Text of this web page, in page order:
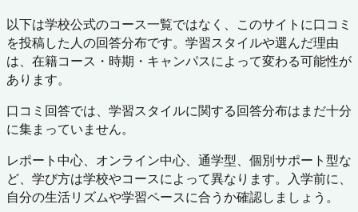
以下は学校公式のコース一覧ではなく、このサイトに口コミ
を投稿した人の回答分布です。学習スタイルや選んだ理由
は、在籍コース・時期・キャンパスによって変わる可能性が
あります。
口コミ回答では、学習スタイルに関する回答分布はまだ十分
に集まっていません。
レポート中心、オンライン中心、通学型、個別サポート型な
ど、学び方は学校やコースによって異なります。入学前に、
自分の生活リズムや学習ペースに合うか確認しましょう。